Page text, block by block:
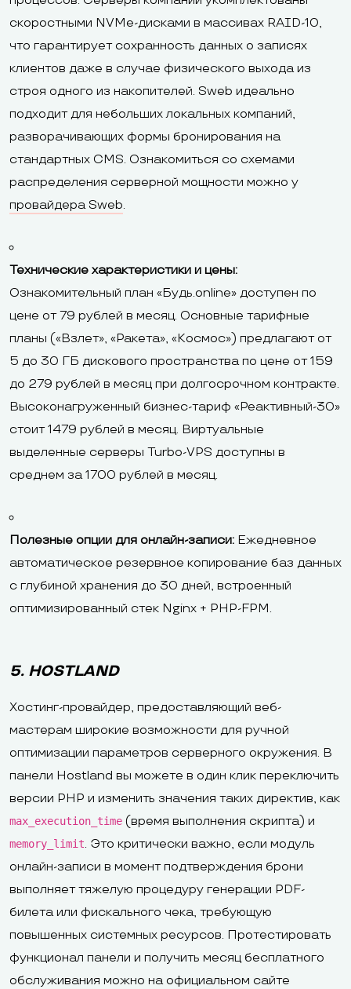
скоростными NVMe-дисками в массивах RAID-10,
что гарантирует сохранность данных о записях
клиентов даже в случае физического выхода из
строя одного из накопителей. Sweb идеально
подходит для небольших локальных компаний,
разворачивающих формы бронирования на
стандартных CMS. Ознакомиться со схемами
распределения серверной мощности можно у
провайдера Sweb.
Технические характеристики и цены:
Ознакомительный план «Будь.online» доступен по
цене от 79 рублей в месяц. Основные тарифные
планы («Взлет», «Ракета», «Космос») предлагают от
5 до 30 ГБ дискового пространства по цене от 159
до 279 рублей в месяц при долгосрочном контракте.
Высоконагруженный бизнес-тариф «Реактивный-30»
стоит 1479 рублей в месяц. Виртуальные
выделенные серверы Turbo-VPS доступны в
среднем за 1700 рублей в месяц.
Полезные опции для онлайн-записи: Ежедневное
автоматическое резервное копирование баз данных
с глубиной хранения до 30 дней, встроенный
оптимизированный стек Nginx + PHP-FPM.
5. HOSTLAND
Хостинг-провайдер, предоставляющий веб-
мастерам широкие возможности для ручной
оптимизации параметров серверного окружения. В
панели Hostland вы можете в один клик переключить
версии PHP и изменить значения таких директив, как
max_execution_time (время выполнения скрипта) и
memory_limit. Это критически важно, если модуль
онлайн-записи в момент подтверждения брони
выполняет тяжелую процедуру генерации PDF-
билета или фискального чека, требующую
повышенных системных ресурсов. Протестировать
функционал панели и получить месяц бесплатного
обслуживания можно на официальном сайте